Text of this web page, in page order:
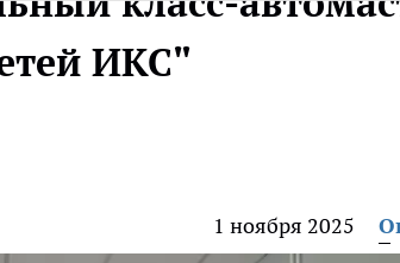
ИКС"
1 ноября 2025